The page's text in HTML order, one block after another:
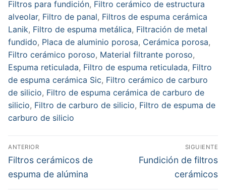
Filtros para fundición, Filtro cerámico de estructura
alveolar, Filtro de panal, Filtros de espuma cerámica
Lanik, Filtro de espuma metálica, Filtración de metal
fundido, Placa de aluminio porosa, Cerámica porosa,
Filtro cerámico poroso, Material filtrante poroso,
Espuma reticulada, Filtro de espuma reticulada, Filtro
de espuma cerámica Sic, Filtro cerámico de carburo
de silicio, Filtro de espuma cerámica de carburo de
silicio, Filtro de carburo de silicio, Filtro de espuma de
carburo de silicio
Navegación
de
entradas
ANTERIOR
Entrada
anterior:
Filtros cerámicos de
espuma de alúmina
SIGUIENTE
Entrada
Fundición de filtros
cerámicos